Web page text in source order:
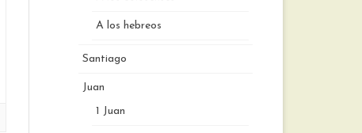
A los hebreos
Santiago
Juan
1 Juan